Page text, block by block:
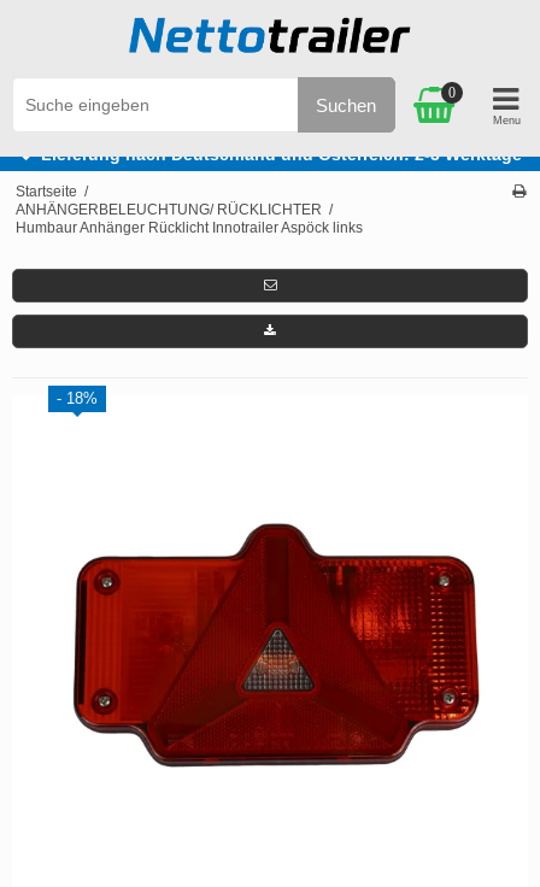
Lieferung nach Deutschland und Österreich: 2-3 Werktage
Suchen
0
Startseite /
ANHÄNGERBELEUCHTUNG/ RÜCKLICHTER /
Humbaur Anhänger Rücklicht Innotrailer Aspöck links
- 18%